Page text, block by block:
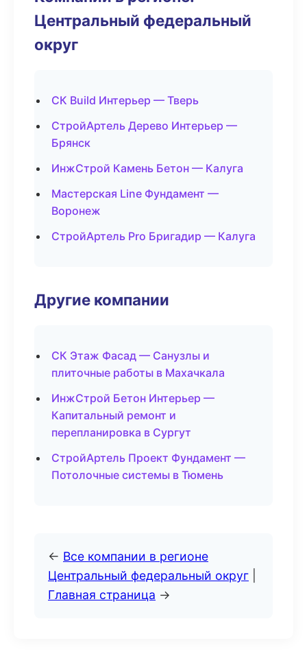
Центральный федеральный
округ
СК Build Интерьер — Тверь
СтройАртель Дерево Интерьер —
Брянск
ИнжСтрой Камень Бетон — Калуга
Мастерская Line Фундамент —
Воронеж
СтройАртель Pro Бригадир — Калуга
Другие компании
СК Этаж Фасад — Санузлы и
плиточные работы в Махачкала
ИнжСтрой Бетон Интерьер —
Капитальный ремонт и
перепланировка в Сургут
СтройАртель Проект Фундамент —
Потолочные системы в Тюмень
← Все компании в регионе
Центральный федеральный округ
Главная страница →